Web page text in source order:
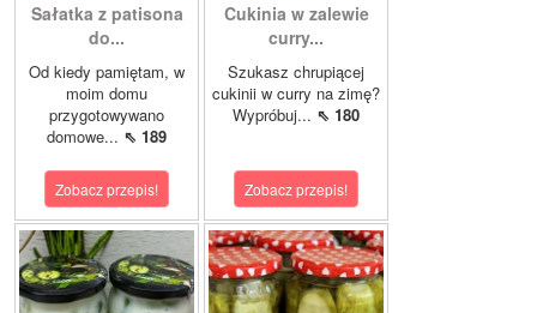
Sałatka z patisona
do...
Od kiedy pamiętam, w
moim domu
przygotowywano
domowe... ⇖ 189
Zobacz przepis!
Cukinia w zalewie
curry...
Szukasz chrupiącej
cukinii w curry na zimę?
Wypróbuj... ⇖ 180
Zobacz przepis!